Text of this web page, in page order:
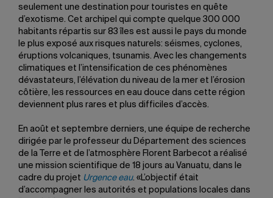
seulement une destination pour touristes en quête
d’exotisme. Cet archipel qui compte quelque 300 000
habitants répartis sur 83 îles est aussi le pays du monde
le plus exposé aux risques naturels: séismes, cyclones,
éruptions volcaniques, tsunamis. Avec les changements
climatiques et l’intensification de ces phénomènes
dévastateurs, l’élévation du niveau de la mer et l’érosion
côtière, les ressources en eau douce dans cette région
deviennent plus rares et plus difficiles d’accès.
En août et septembre derniers, une équipe de recherche
dirigée par le professeur du Département des sciences
de la Terre et de l’atmosphère Florent Barbecot a réalisé
une mission scientifique de 18 jours au Vanuatu, dans le
cadre du projet Urgence eau. «L’objectif était
d’accompagner les autorités et populations locales dans